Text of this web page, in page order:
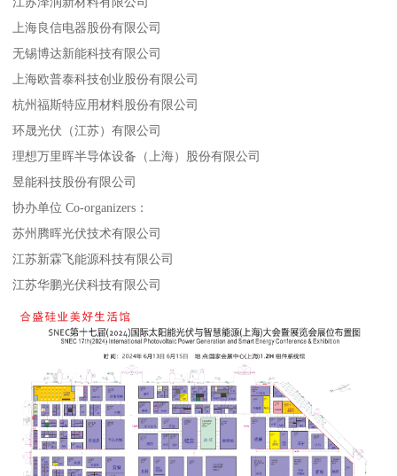
上海良信电器股份有限公司
无锡博达新能科技有限公司
上海欧普泰科技创业股份有限公司
杭州福斯特应用材料股份有限公司
环晟光伏（江苏）有限公司
理想万里晖半导体设备（上海）股份有限公司
昱能科技股份有限公司
协办单位 Co-organizers：
苏州腾晖光伏技术有限公司
江苏新霖飞能源科技有限公司
江苏华鹏光伏科技有限公司